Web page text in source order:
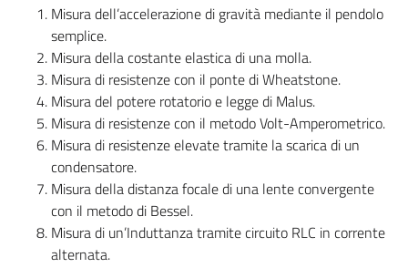
Misura dell’accelerazione di gravità mediante il pendolo
semplice.
Misura della costante elastica di una molla.
Misura di resistenze con il ponte di Wheatstone.
Misura del potere rotatorio e legge di Malus.
Misura di resistenze con il metodo Volt-Amperometrico.
Misura di resistenze elevate tramite la scarica di un
condensatore.
Misura della distanza focale di una lente convergente
con il metodo di Bessel.
Misura di un’Induttanza tramite circuito RLC in corrente
alternata.